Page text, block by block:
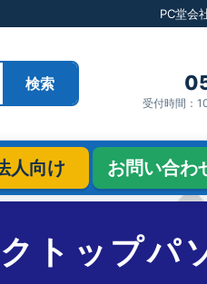
PC堂会
検索
受付時間：
人向け お問い合わ
トップパ